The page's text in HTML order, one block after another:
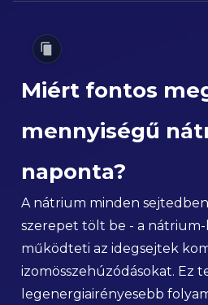
Miért fontos
mennyiségű
naponta?
A nátrium minden
szerepet tölt be - a
működteti az idegsejtek
izomösszehúzódásokat. Ez
legenergiairényesebb